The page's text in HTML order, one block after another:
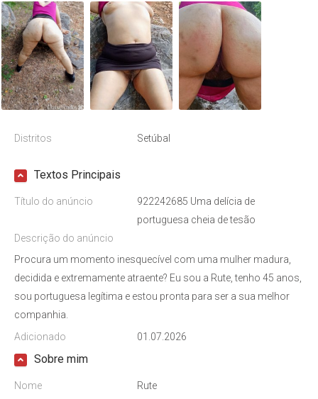
Distritos Setúbal
Textos Principais
Título do anúncio
922242685 Uma delícia de
portuguesa cheia de tesão
Descrição do anúncio
Procura um momento inesquecível com uma mulher madura,
decidida e extremamente atraente? Eu sou a Rute, tenho 45 anos,
sou portuguesa legítima e estou pronta para ser a sua melhor
companhia.
Adicionado
01.07.2026
Sobre mim
Nome
Rute